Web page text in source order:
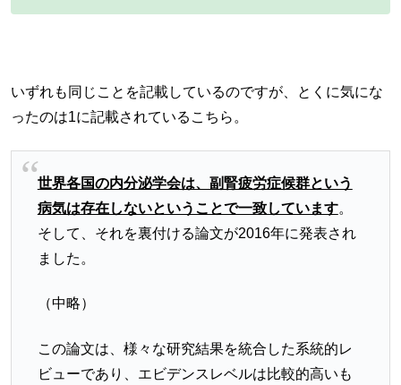
いずれも同じことを記載しているのですが、とくに気にな
ったのは1に記載されているこちら。
世界各国の内分泌学会は、副腎疲労症候群という
病気は存在しないということで一致しています。
そして、それを裏付ける論文が2016年に発表され
ました。
（中略）
この論文は、様々な研究結果を統合した系統的レ
ビューであり、エビデンスレベルは比較的高いも